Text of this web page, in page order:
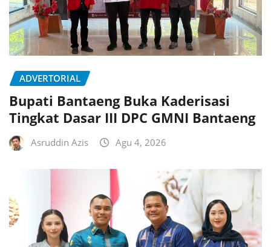
ADVERTORIAL
Bupati Bantaeng Buka Kaderisasi
Tingkat Dasar III DPC GMNI Bantaeng
Asruddin Azis Agu 4, 2026